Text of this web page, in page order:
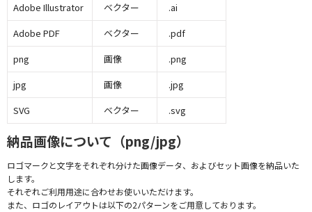
Adobe Illustrator
ベクター
.ai
Adobe PDF
ベクター
.pdf
png
画像
.png
jpg
画像
.jpg
SVG
ベクター .svg
納品画像について（png/jpg）
ロゴマークと文字をそれぞれ分けた画像データ、およびセット画像を納品いた
します。
それぞれご利用用途に合わせお使いいただけます。
また、ロゴのレイアウトは以下の2パターンをご用意しております。